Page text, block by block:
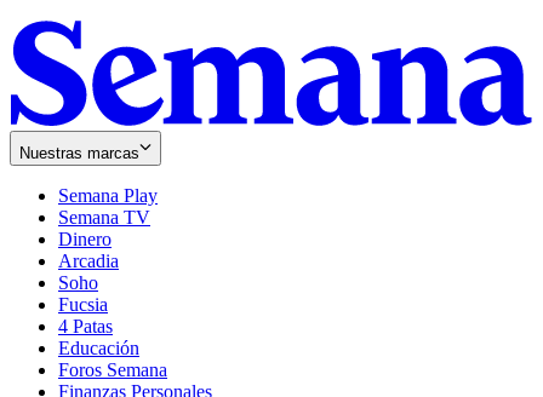
Nuestras marcas
Semana Play
Semana TV
Dinero
Arcadia
Soho
in
new
window
Fucsia
in
new
window
4 Patas
Educación
Foros Semana
Finanzas Personales